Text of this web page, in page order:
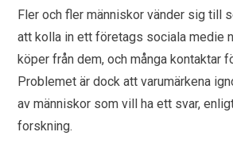
Fler och fler människor vänder sig till
att kolla in ett företags sociala medie
köper från dem, och många kontaktar
Problemet är dock att varumärkena
av människor som vill ha ett svar,
forskning.